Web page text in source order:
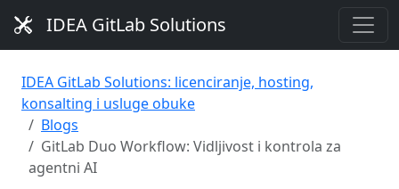
IDEA GitLab Solutions
IDEA GitLab Solutions: licenciranje, hosting,
konsalting i usluge obuke
Blogs
GitLab Duo Workflow: Vidljivost i kontrola za
agentni AI